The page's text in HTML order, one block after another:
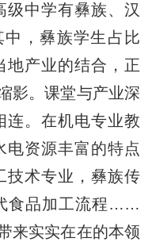
中学有彝族、汉
，彝族学生占比
地产业的结合，正
影。课堂与产业深
连。在机电专业教
电资源丰富的特点
技术专业，彝族传
食品加工流程……
来实实在在的本领